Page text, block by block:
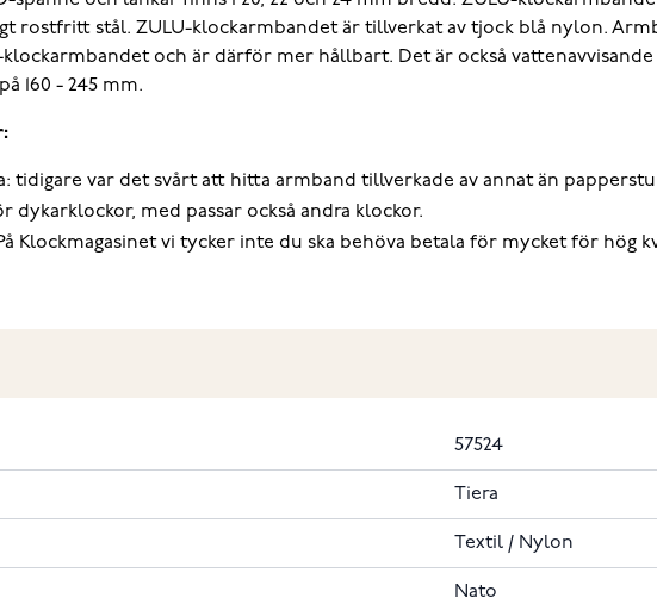
rostfritt stål. ZULU-klockarmbandet är tillverkat av tjock blå nylon.
och är därför mer hållbart. Det är också
160 - 245 mm.
tidigare var det svårt att hitta armband tillverkade av annat än
dykarklockor, med passar också andra klockor.
Klockmagasinet vi tycker inte du ska behöva betala för mycket för
57524
Tiera
Textil / Nylon
Nato